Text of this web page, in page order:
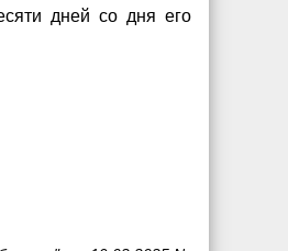
дней со дня его